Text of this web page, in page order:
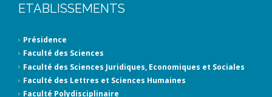
ETABLISSEMENTS
Présidence
Faculté des Sciences
Faculté des Sciences Juridiques, Economiques et Sociales
Faculté des Lettres et Sciences Humaines
Faculté Polydisciplinaire